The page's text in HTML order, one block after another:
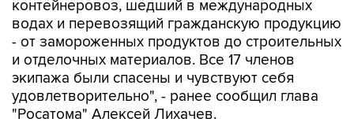
контейнеровоз, шедший в международных
водах и перевозящий гражданскую продукцию
- от замороженных продуктов до строительных
и отделочных материалов. Все 17 членов
экипажа были спасены и чувствуют себя
удовлетворительно", - ранее сообщил глава
"Росатома" Алексей Лихачев.